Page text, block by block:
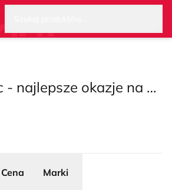
Topo Athletic - najlepsze okazje na sezon lato 2026
Cena Marki